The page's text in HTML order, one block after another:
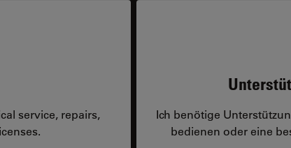
service, repairs,
Ich benötige
bedienen oder eine